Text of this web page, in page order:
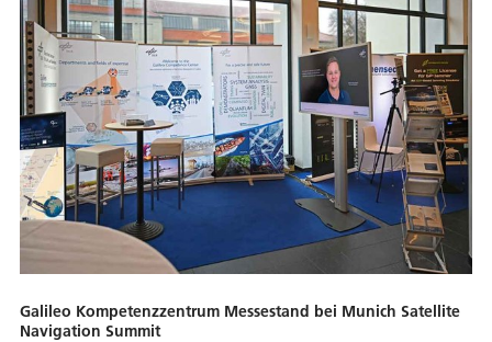
Galileo Kompetenzzentrum Messestand bei Munich Satellite
Navigation Summit